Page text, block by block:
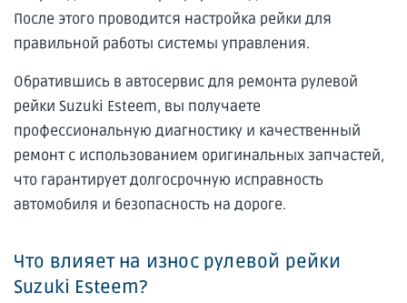
После этого проводится настройка рейки для
правильной работы системы управления.
Обратившись в автосервис для ремонта рулевой
рейки Suzuki Esteem, вы получаете
профессиональную диагностику и качественный
ремонт с использованием оригинальных запчастей,
что гарантирует долгосрочную исправность
автомобиля и безопасность на дороге.
Что влияет на износ рулевой рейки
Suzuki Esteem?